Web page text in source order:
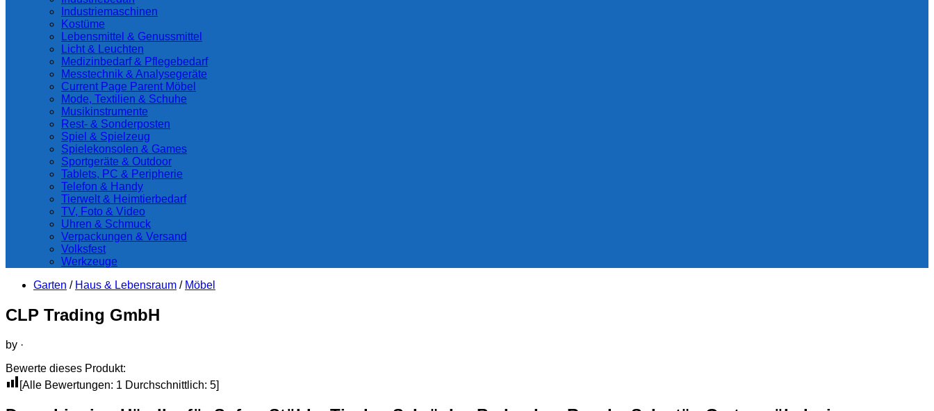
Industriemaschinen
Kostüme
Lebensmittel & Genussmittel
Licht & Leuchten
Medizinbedarf & Pflegebedarf
Messtechnik & Analysegeräte
Current Page Parent Möbel
Mode, Textilien & Schuhe
Musikinstrumente
Rest- & Sonderposten
Spiel & Spielzeug
Spielekonsolen & Games
Sportgeräte & Outdoor
Tablets, PC & Peripherie
Telefon & Handy
Tierwelt & Heimtierbedarf
TV, Foto & Video
Uhren & Schmuck
Verpackungen & Versand
Volksfest
Werkzeuge
Garten / Haus & Lebensraum / Möbel
CLP Trading GmbH
by ·
Bewerte dieses Produkt:
[Alle Bewertungen: 1 Durchschnittlich: 5]